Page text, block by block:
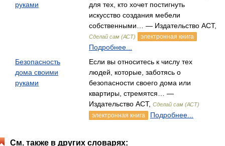
руками
для тех, кто хочет постигнуть
искусство создания мебели
собственными… — Издательство АСТ,
Сделай сам (АСТ) электронная книга
Подробнее...
Безопасность
дома своими
руками
Если вы относитесь к числу тех
людей, которые, заботясь о
безопасности своего дома или
квартиры, стремятся… —
Издательство АСТ, Сделай сам (АСТ)
электронная книга Подробнее...
См. также в других словарях: